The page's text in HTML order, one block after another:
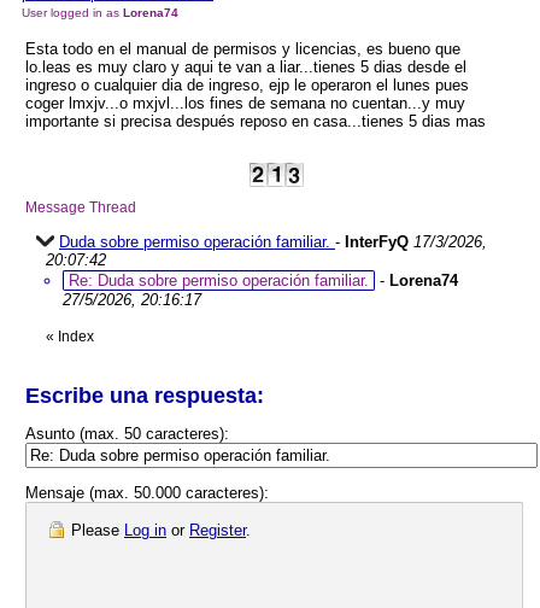
User logged in as Lorena74
Esta todo en el manual de permisos y licencias, es bueno que
lo.leas es muy claro y aqui te van a liar...tienes 5 dias desde el
ingreso o cualquier dia de ingreso, ejp le operaron el lunes pues
coger lmxjv...o mxjvl...los fines de semana no cuentan...y muy
importante si precisa después reposo en casa...tienes 5 dias mas
Message Thread
Duda sobre permiso operación familiar. - InterFyQ 17/3/2026,
20:07:42
Re: Duda sobre permiso operación familiar.
- Lorena74
27/5/2026, 20:16:17
« Index
Escribe una respuesta:
Asunto (max. 50 caracteres):
Mensaje (max. 50.000 caracteres):
Please Log in or Register.